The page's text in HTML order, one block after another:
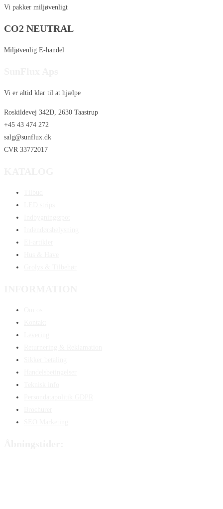
Vi pakker miljøvenligt
CO2 NEUTRAL
Miljøvenlig E-handel
Vi er altid klar til at hjælpe
Roskildevej 342D, 2630 Taastrup
+45 43 474 272
salg@sunflux.dk
CVR 33772017